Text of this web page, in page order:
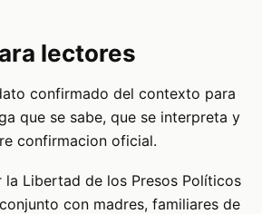
lectores
confirmado del contexto para
que se sabe, que se interpreta y
confirmacion oficial.
la Libertad de los Presos Políticos
con madres, familiares de